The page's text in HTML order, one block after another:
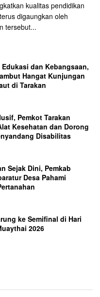
kualitas pendidikan
digaungkan oleh
tersebut...
dan Kebangsaan,
Hangat Kunjungan
di Tarakan
Pemkot Tarakan
Kesehatan dan Dorong
Disabilitas
Sejak Dini, Pemkab
Desa Pahami
ke Semifinal di Hari
2026